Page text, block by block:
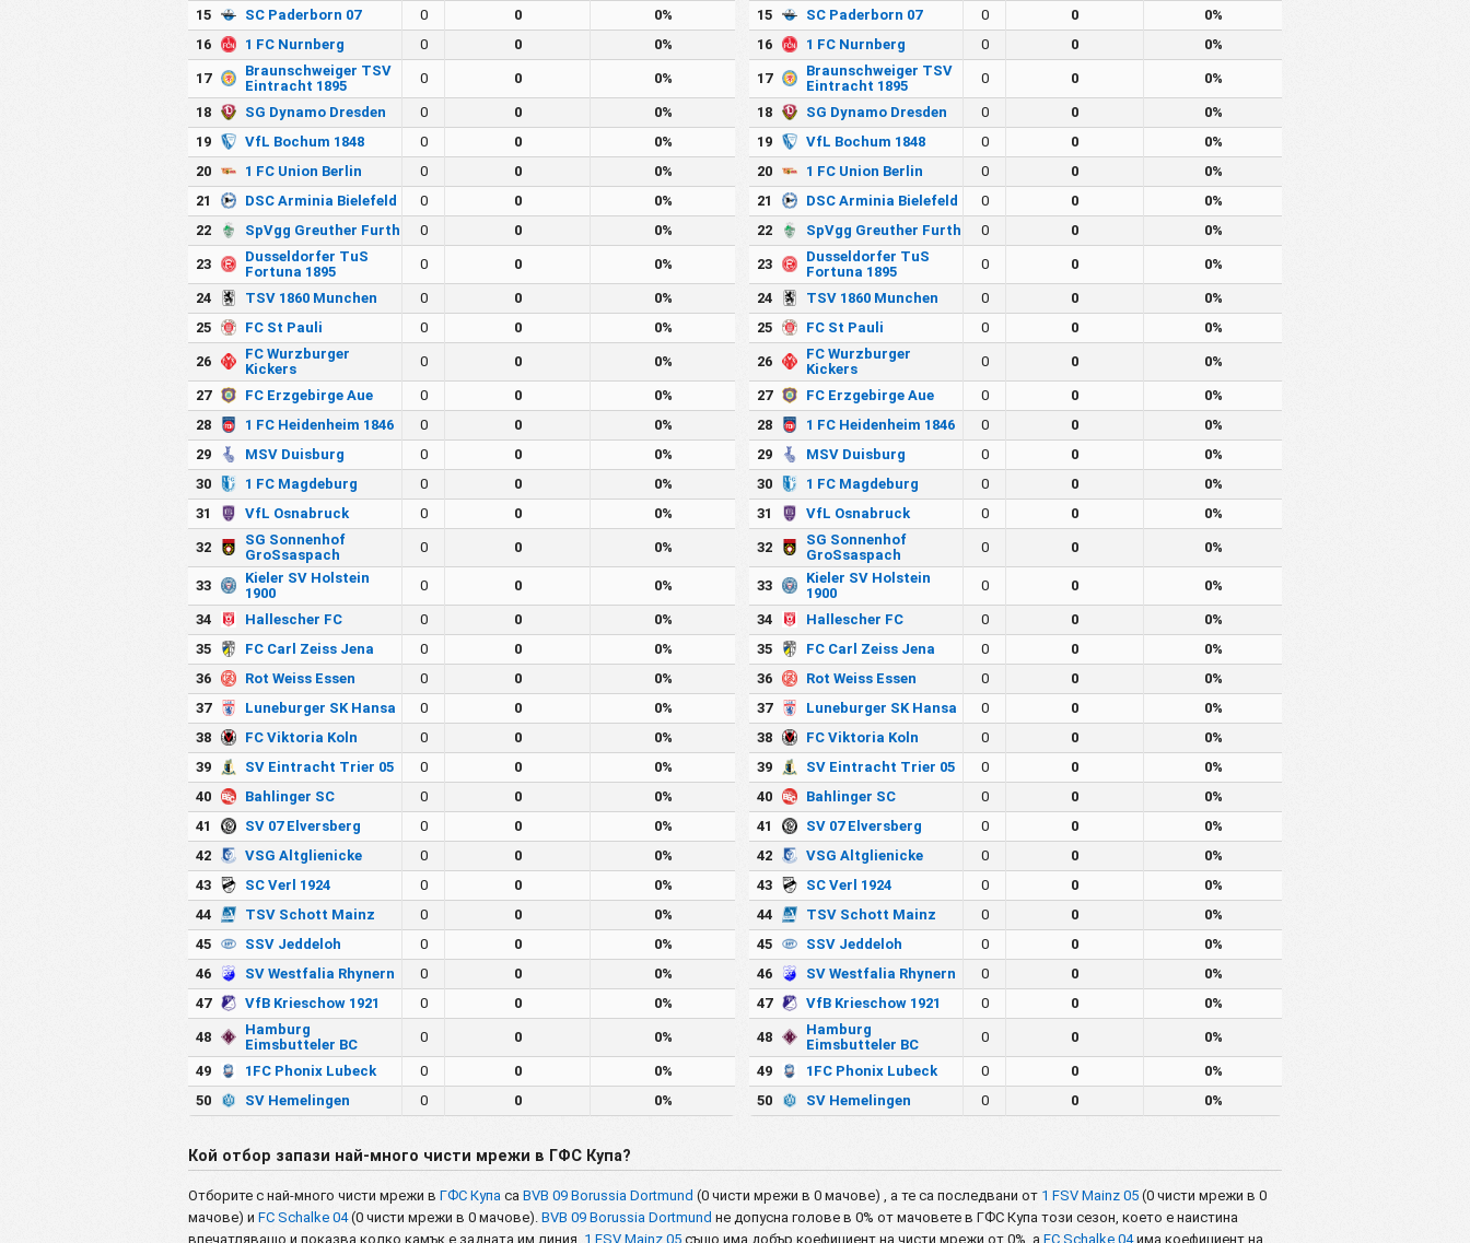
15 SC Paderborn 07 0 0
0%
16
1 FC Nurnberg 0 0 0%
17
Braunschweiger TSV
Eintracht 1895
0 0 0%
18 SG Dynamo Dresden 0 0
0%
19
VfL Bochum 1848 0 0
0%
20
1 FC Union Berlin 0 0
0%
21
DSC Arminia Bielefeld 0 0
0%
22
SpVgg Greuther Furth 0 0 0%
23
Dusseldorfer TuS
Fortuna 1895
0 0 0%
24 TSV 1860 Munchen 0 0
0%
25
FC St Pauli 0 0 0%
26
FC Wurzburger
Kickers
0 0 0%
27 FC Erzgebirge Aue 0 0
0%
28
1 FC Heidenheim 1846 0 0
0%
29
MSV Duisburg 0 0
0%
30
1 FC Magdeburg 0 0
0%
31
VfL Osnabruck 0 0 0%
32
SG Sonnenhof
GroSsaspach
0 0 0%
33
Kieler SV Holstein
1900
0 0 0%
34 Hallescher FC 0 0
0%
35
FC Carl Zeiss Jena 0 0
0%
36
Rot Weiss Essen 0 0
0%
37
Luneburger SK Hansa 0 0
0%
38
FC Viktoria Koln 0 0
0%
39
SV Eintracht Trier 05 0 0
0%
40
Bahlinger SC 0 0
0%
41
SV 07 Elversberg 0 0
0%
42
VSG Altglienicke 0 0
0%
43
SC Verl 1924 0 0
0%
44
TSV Schott Mainz 0 0
0%
45
SSV Jeddeloh 0 0
0%
46
SV Westfalia Rhynern 0 0
0%
47
VfB Krieschow 1921 0 0 0%
48
Hamburg
Eimsbutteler BC
0 0 0%
49 1FC Phonix Lubeck 0 0
0%
50
SV Hemelingen 0 0 0%
15 SC Paderborn 07 0 0
0%
16
1 FC Nurnberg 0 0 0%
17
Braunschweiger TSV
Eintracht 1895
0 0 0%
18 SG Dynamo Dresden 0 0
0%
19
VfL Bochum 1848 0 0
0%
20
1 FC Union Berlin 0 0
0%
21
DSC Arminia Bielefeld 0 0
0%
22
SpVgg Greuther Furth 0 0 0%
23
Dusseldorfer TuS
Fortuna 1895
0 0 0%
24 TSV 1860 Munchen 0 0
0%
25
FC St Pauli 0 0 0%
26
FC Wurzburger
Kickers
0 0 0%
27 FC Erzgebirge Aue 0 0
0%
28
1 FC Heidenheim 1846 0 0
0%
29
MSV Duisburg 0 0
0%
30
1 FC Magdeburg 0 0
0%
31
VfL Osnabruck 0 0 0%
32
SG Sonnenhof
GroSsaspach
0 0 0%
33
Kieler SV Holstein
1900
0 0 0%
34 Hallescher FC 0 0
0%
35
FC Carl Zeiss Jena 0 0
0%
36
Rot Weiss Essen 0 0
0%
37
Luneburger SK Hansa 0 0
0%
38
FC Viktoria Koln 0 0
0%
39
SV Eintracht Trier 05 0 0
0%
40
Bahlinger SC 0 0
0%
41
SV 07 Elversberg 0 0
0%
42
VSG Altglienicke 0 0
0%
43
SC Verl 1924 0 0
0%
44
TSV Schott Mainz 0 0
0%
45
SSV Jeddeloh 0 0
0%
46
SV Westfalia Rhynern 0 0
0%
47
VfB Krieschow 1921 0 0 0%
48
Hamburg
Eimsbutteler BC
0 0 0%
49 1FC Phonix Lubeck 0 0
0%
50
SV Hemelingen 0 0 0%
Кой отбор запази най-много чисти мрежи в ГФС Купа?
Отборите с най-много чисти мрежи в ГФС Купа са BVB 09 Borussia Dortmund (0 чисти мрежи в 0 мачове) , а те са последвани от 1 FSV Mainz 05 (0 чисти мрежи в 0
мачове) и FC Schalke 04(0 чисти мрежи в 0 мачове). BVB 09 Borussia Dortmund не допусна голове в 0% от мачовете в ГФС Купа този сезон, което е наистина
впечатляващо и показва колко камък е задната им линия. 1 FSV Mainz 05 също има добър коефициент на чисти мрежи от 0%, а FC Schalke 04има коефициент на